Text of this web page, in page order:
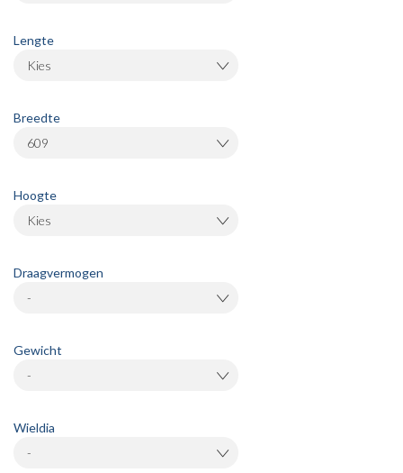
Lengte
Kies
Breedte
609
Hoogte
Kies
Draagvermogen
-
Gewicht
-
Wieldia
-